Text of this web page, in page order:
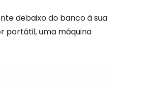
debaixo do banco à sua
portátil, uma máquina